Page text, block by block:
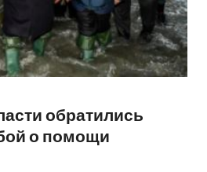
обратились
о помощи